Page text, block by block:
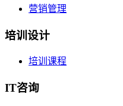
营销管理
培训设计
培训课程
IT咨询